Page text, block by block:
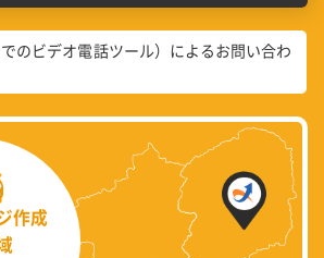
のビデオ電話ツール）によるお問い合わ
作成